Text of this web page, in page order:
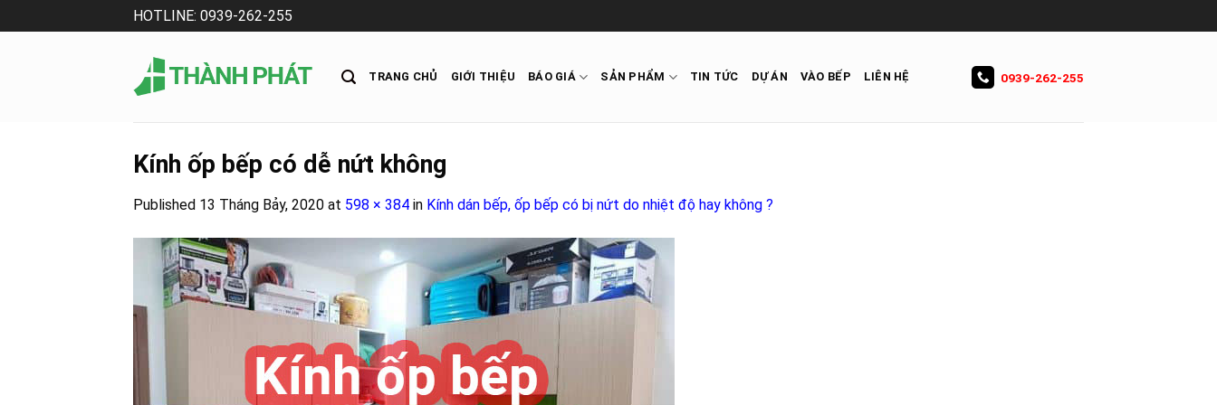
to
HOTLINE: 0939-262-255
TRANG CHỦ GIỚI THIỆU BÁO GIÁ SẢN PHẨM TIN TỨC DỰ ÁN VÀO BẾP LIÊN HỆ 0939-262-255
Kính ốp bếp có dễ nứt không
Published 13 Tháng Bảy, 2020 at 598 × 384 in Kính dán bếp, ốp bếp có bị nứt do nhiệt độ hay không ?